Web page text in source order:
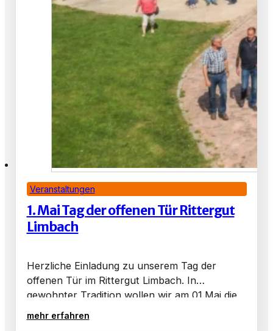
Veranstaltungen
1. Mai Tag der offenen Tür Rittergut
Limbach
Herzliche Einladung zu unserem Tag der
offenen Tür im Rittergut Limbach. In
gewohnter Tradition wollen wir am 01.Mai die
Türen im Rittergut für einen schönen,
gemeinsamen und erlebnisreichen Tag mit…
mehr erfahren